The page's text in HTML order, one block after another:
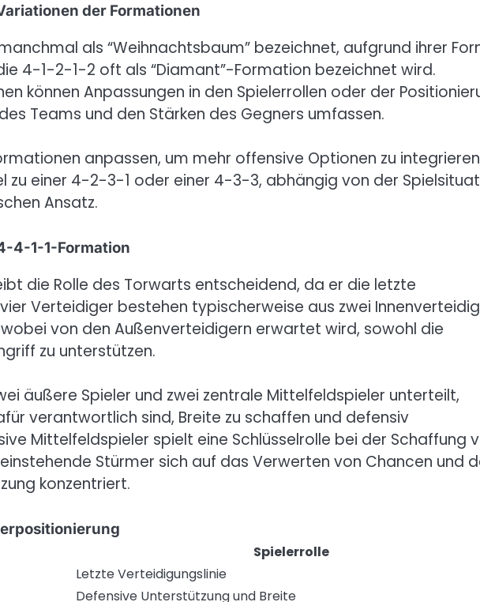
der Formationen
als “Weihnachtsbaum” bezeichnet, aufgrund ihrer
4-1-2-1-2 oft als “Diamant”-Formation bezeichnet wird.
können Anpassungen in den Spielerrollen oder der
Teams und den Stärken des Gegners umfassen.
anpassen, um mehr offensive Optionen zu
zu einer 4-2-3-1 oder einer 4-3-3, abhängig von der
Ansatz.
4-1-1-Formation
die Rolle des Torwarts entscheidend, da er die letzte
Verteidiger bestehen typischerweise aus zwei
von den Außenverteidigern erwartet wird, sowohl die
zu unterstützen.
äußere Spieler und zwei zentrale Mittelfeldspieler unterteilt,
verantwortlich sind, Breite zu schaffen und defensiv
Mittelfeldspieler spielt eine Schlüsselrolle bei der Schaffung
Stürmer sich auf das Verwerten von Chancen und
konzentriert.
Spielerrolle
Letzte Verteidigungslinie
Defensive Unterstützung und Breite